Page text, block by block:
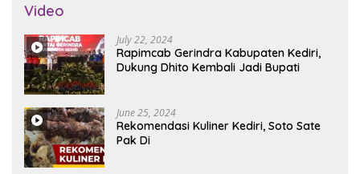
Video
July 22, 2024
Rapimcab Gerindra Kabupaten Kediri,
Dukung Dhito Kembali Jadi Bupati
June 25, 2024
Rekomendasi Kuliner Kediri, Soto Sate
Pak Di